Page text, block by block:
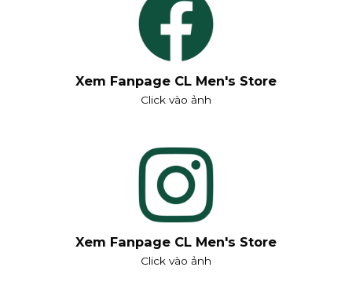
Xem Fanpage CL Men's Store
Click vào ảnh
Xem Fanpage CL Men's Store
Click vào ảnh